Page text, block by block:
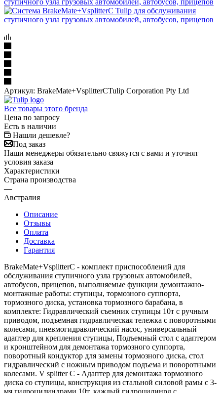
Артикул: BrakeMate+VsplitterCTulip Corporation Pty Ltd
Все товары этого бренда
Цена по запросу
Есть в наличии
Нашли дешевле?
Под заказ
Наши менеджеры обязательно свяжутся с вами и уточнят
условия заказа
Характеристики
Страна производства
—
Австралия
Описание
Отзывы
Оплата
Доставка
Гарантия
BrakeMate+VsplitterC - комплект приспособлений для
обслуживания ступичного узла грузовых автомобилей,
автобусов, прицепов, выполняемые функции демонтажно-
монтажные работы: ступицы, тормозного суппорта,
тормозного диска, установка тормозного барабана, в
комплекте: Гидравлический съемник ступицы 10т с ручным
приводом, подъемная гидравлическая тележка с поворотными
колесами, пневмогидравлический насос, универсальный
адаптер для крепления ступицы, Подъемный стол с адаптером
и кронштейном для демонтажа тормозного суппорта,
поворотный кондуктор для замены тормозного диска, стол
гидравлический с ножным приводом подъема и поворотными
колесами. V splitter C - Адаптер для демонтажа тормозного
диска со ступицы, конструкция из стальной силовой рамы с 3-